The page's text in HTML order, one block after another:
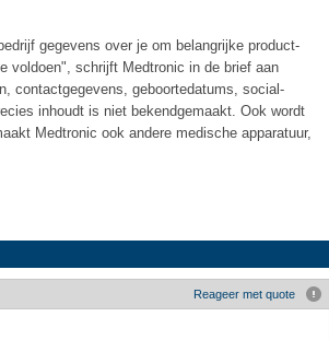
gegevens over je om belangrijke product-
voldoen", schrijft Medtronic in de brief aan
contactgegevens, geboortedatums, social-
inhoudt is niet bekendgemaakt. Ook wordt
Medtronic ook andere medische apparatuur,
Reageer met quote